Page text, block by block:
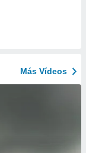
Más Vídeos